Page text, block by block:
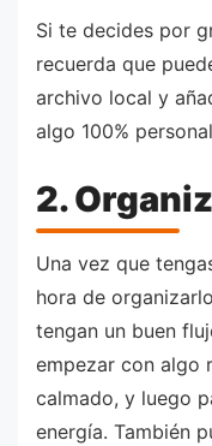
Si te decides por
recuerda que
archivo local y
algo 100%
2.
Una vez que
hora de
tengan un buen
empezar con algo
calmado, y luego
energía. También